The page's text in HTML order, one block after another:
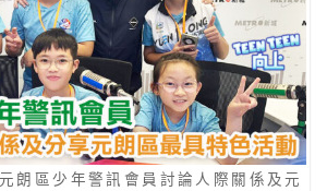
朗區少年警訊會員討論人際關係及元